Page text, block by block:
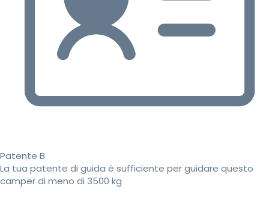
Patente B
La tua patente di guida è sufficiente per guidare questo
camper di meno di 3500 kg